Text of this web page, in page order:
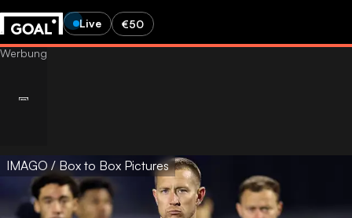
Live €50
IMAGO / Box to Box Pictures